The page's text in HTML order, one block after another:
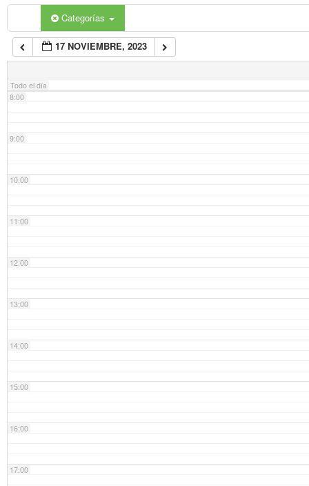
Categorías
17 NOVIEMBRE, 2023
Todo el día
7:00
8:00
9:00
10:00
11:00
12:00
13:00
14:00
15:00
16:00
17:00